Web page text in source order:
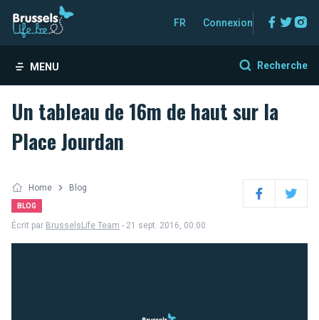
FR Connexion
MENU Recherche
Un tableau de 16m de haut sur la
Place Jourdan
Home Blog
BLOG FacebookTwitter
Écrit par BrusselsLife Team - 21 sept. 2016, 00:00